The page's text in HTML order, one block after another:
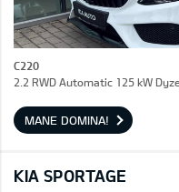
C220
2.2 RWD Automatic 125 kW
MANE DOMINA!
KIA SPORTAGE